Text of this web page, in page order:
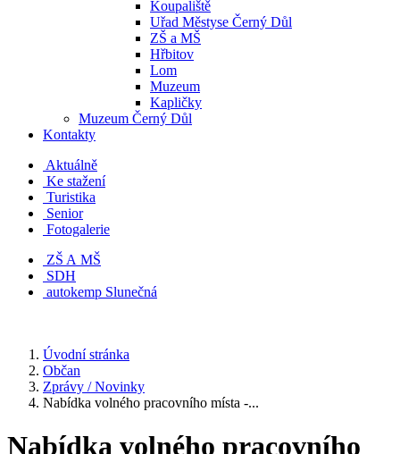
Koupaliště
Uřad Městyse Černý Důl
ZŠ a MŠ
Hřbitov
Lom
Muzeum
Kapličky
Muzeum Černý Důl
Kontakty
Aktuálně
Ke stažení
Turistika
Senior
Fotogalerie
ZŠ A MŠ
SDH
autokemp Slunečná
Úvodní stránka
Občan
Zprávy / Novinky
Nabídka volného pracovního místa -...
Nabídka volného pracovního